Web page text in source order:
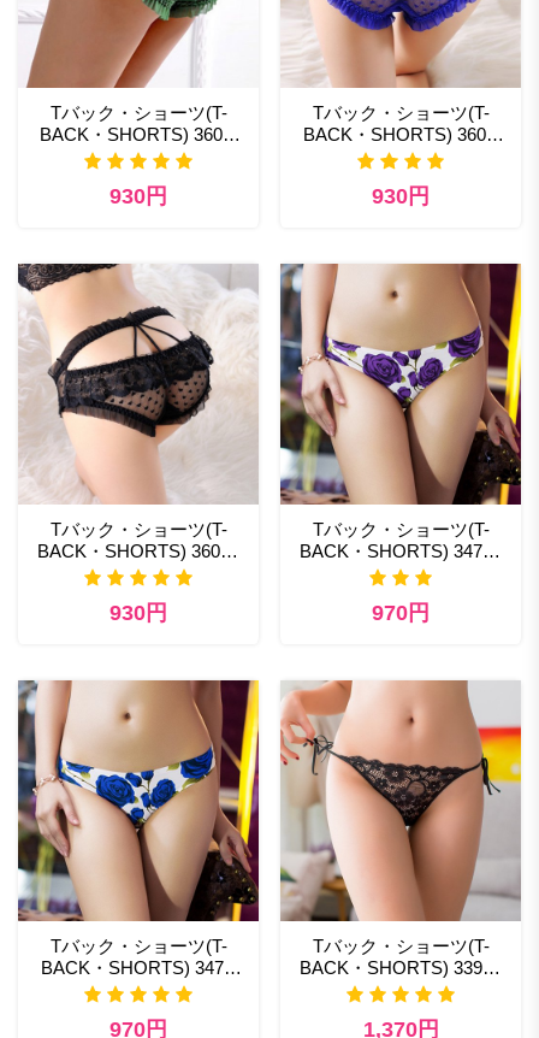
Tバック・ショーツ(T-
BACK・SHORTS) 360gr
セクシーランジェリーの通
930円
Tバック・ショーツ(T-
BACK・SHORTS) 360bl
セクシー コスプレ
930円
Tバック・ショーツ(T-
BACK・SHORTS) 360bk
ランジェリー通販 かわい
930円
Tバック・ショーツ(T-
BACK・SHORTS) 347pp
スパイスランジェリー
970円
Tバック・ショーツ(T-
BACK・SHORTS) 347bl
下着 エロ 日本最大ランジ
970円
Tバック・ショーツ(T-
BACK・SHORTS) 339bk
ランジェリー通販 人気
1,370円